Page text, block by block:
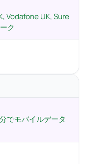
Vodafone UK, Sure
ク
でモバイルデータ